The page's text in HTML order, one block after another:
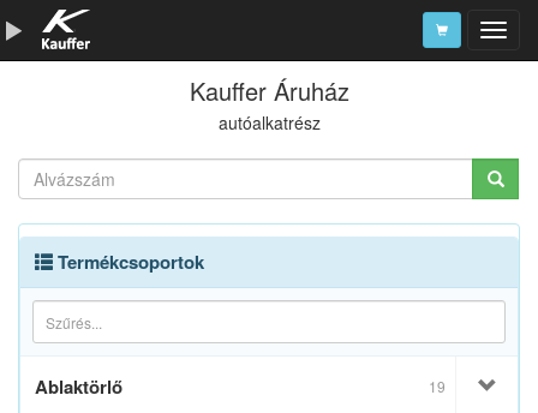
Szerszámkatalógus
Alkatrészek
Kauffer Áruház
autóalkatrész
Termékcsoportok
Ablaktörlő 19